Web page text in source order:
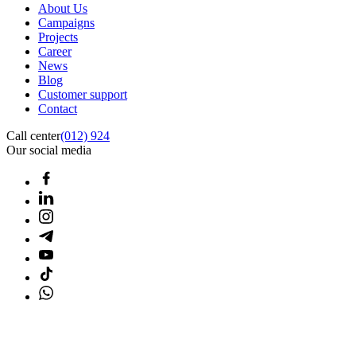
About Us
Campaigns
Projects
Career
News
Blog
Customer support
Contact
Call center(012) 924
Our social media